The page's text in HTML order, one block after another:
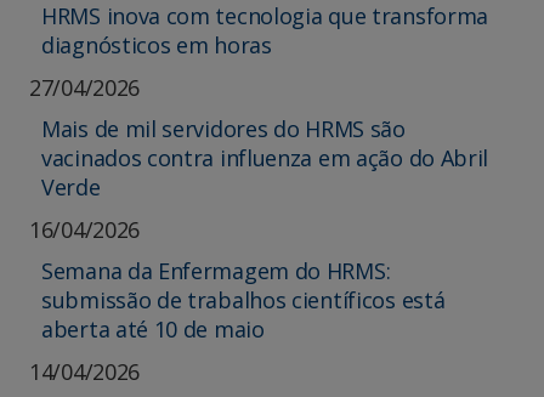
HRMS inova com tecnologia que transforma
diagnósticos em horas
27/04/2026
Mais de mil servidores do HRMS são
vacinados contra influenza em ação do Abril
Verde
16/04/2026
Semana da Enfermagem do HRMS:
submissão de trabalhos científicos está
aberta até 10 de maio
14/04/2026